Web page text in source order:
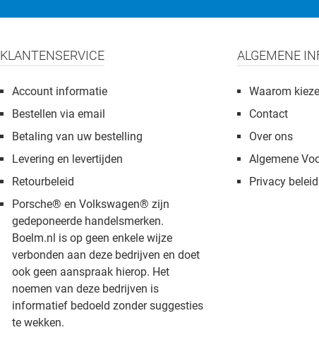
KLANTENSERVICE
Account informatie
Bestellen via email
Betaling van uw bestelling
Levering en levertijden
Retourbeleid
Porsche® en Volkswagen® zijn
gedeponeerde handelsmerken.
Boelm.nl is op geen enkele wijze
verbonden aan deze bedrijven en doet
ook geen aanspraak hierop. Het
noemen van deze bedrijven is
informatief bedoeld zonder suggesties
te wekken.
ALGEMENE
Waarom
Contact
Over ons
Algemene
Privacy beleid